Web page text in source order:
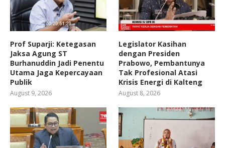
Prof Suparji: Ketegasan
Jaksa Agung ST
Burhanuddin Jadi Penentu
Utama Jaga Kepercayaan
Publik
August 9, 2026
Legislator Kasihan
dengan Presiden
Prabowo, Pembantunya
Tak Profesional Atasi
Krisis Energi di Kalteng
August 8, 2026